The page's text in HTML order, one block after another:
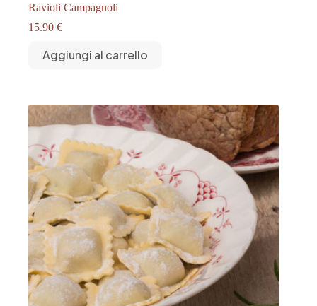
Ravioli Campagnoli
15.90 €
Aggiungi al carrello